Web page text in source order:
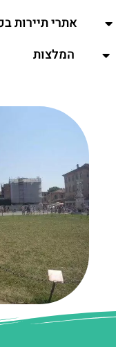
אתרי תיירות
המלצות